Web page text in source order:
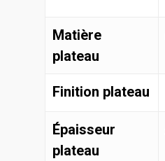
Matière
plateau
Finition plateau
Épaisseur
plateau